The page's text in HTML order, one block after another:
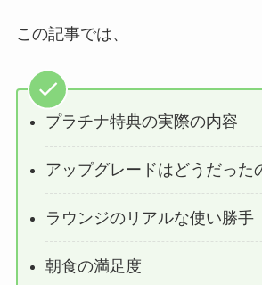
この記事では、
プラチナ特典の実際の内容
アップグレードはどうだった
ラウンジのリアルな使い勝手
朝食の満足度